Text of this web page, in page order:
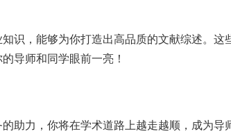
识，能够为你打造出高品质的文献综述。这
导师和同学眼前一亮！
助力，你将在学术道路上越走越顺，成为导